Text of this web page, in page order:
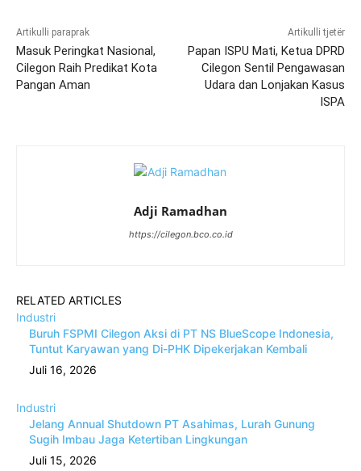
Artikulli paraprak
Masuk Peringkat Nasional,
Cilegon Raih Predikat Kota
Pangan Aman
Artikulli tjetër
Papan ISPU Mati, Ketua DPRD
Cilegon Sentil Pengawasan
Udara dan Lonjakan Kasus
ISPA
Adji Ramadhan
https://cilegon.bco.co.id
RELATED ARTICLES
Industri
Buruh FSPMI Cilegon Aksi di PT NS BlueScope Indonesia,
Tuntut Karyawan yang Di-PHK Dipekerjakan Kembali
Juli 16, 2026
Industri
Jelang Annual Shutdown PT Asahimas, Lurah Gunung
Sugih Imbau Jaga Ketertiban Lingkungan
Juli 15, 2026